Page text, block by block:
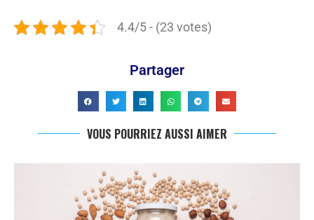
4.4/5 - (23 votes)
Partager
VOUS POURRIEZ AUSSI AIMER